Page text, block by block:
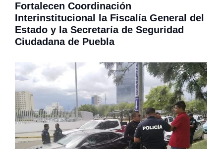
Fortalecen Coordinación
Interinstitucional la Fiscalía General del
Estado y la Secretaría de Seguridad
Ciudadana de Puebla